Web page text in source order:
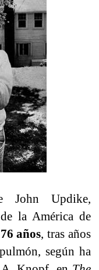
John Updike,
la América de
años, tras años
según ha